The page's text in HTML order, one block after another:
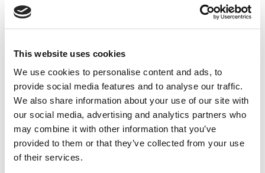
This website uses cookies
We use cookies to personalise content and ads, to
provide social media features and to analyse our traffic.
We also share information about your use of our site with
our social media, advertising and analytics partners who
may combine it with other information that you’ve
provided to them or that they’ve collected from your use
of their services.
Lubański zagrałby w koszulce Realu Madryt?
Czy Czesław Niemen koncertowałby po USA
Dane kontaktowe

questus